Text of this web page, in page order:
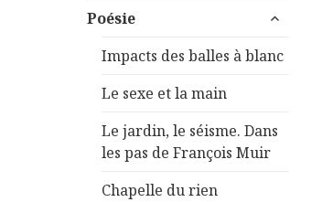
sous-
Poésie
ouvrir
sous-
Impacts des balles à blanc
Le sexe et la main
Le jardin, le séisme. Dans
les pas de François Muir
Chapelle du rien